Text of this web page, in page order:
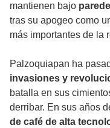
mantienen bajo
tras su apogeo como
más importantes de la
Palzoquiapan ha
invasiones y
batalla en sus
derribar. En sus años
de café de alta